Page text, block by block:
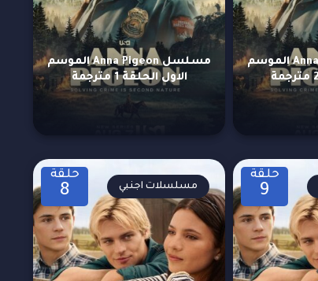
مسلسل Anna Pigeon الموسم
مسلسل Anna Pigeon الموسم
الاول الحلقة 1 مترجمة
حلقة
9
حلقة
8 مسلسلات اجنبي